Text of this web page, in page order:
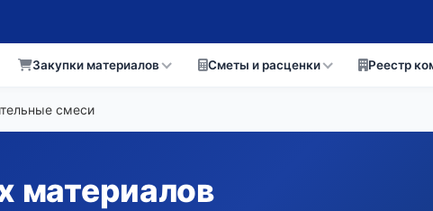
Закупки материалов Сметы и расценки Реестр
смеси
материалов